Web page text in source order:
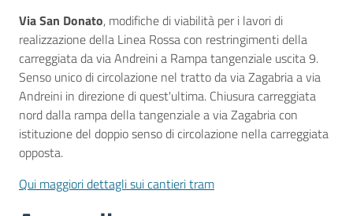
Via San Donato, modifiche di viabilità per i lavori di
realizzazione della Linea Rossa con restringimenti della
carreggiata da via Andreini a Rampa tangenziale uscita 9.
Senso unico di circolazione nel tratto da via Zagabria a via
Andreini in direzione di quest'ultima. Chiusura carreggiata
nord dalla rampa della tangenziale a via Zagabria con
istituzione del doppio senso di circolazione nella carreggiata
opposta.
Qui maggiori dettagli sui cantieri tram